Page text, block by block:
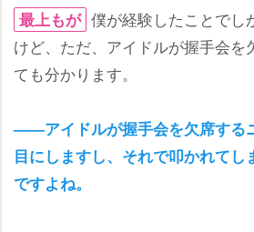
最上もが 僕が経験したことでし
けど、ただ、アイドルが握手会を
ても分かります。
――アイドルが握手会を欠席する
目にしますし、それで叩かれてし
ですよね。